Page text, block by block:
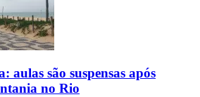
aulas são suspensas após
no Rio